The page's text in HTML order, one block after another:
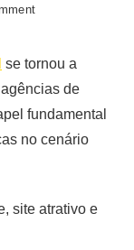
on
estrutura
de
uma
agência
se tornou a
de
fundamental
no cenário
site atrativo e